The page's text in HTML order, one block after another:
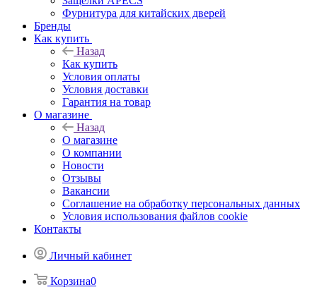
Фурнитура для китайских дверей
Бренды
Как купить
Назад
Как купить
Условия оплаты
Условия доставки
Гарантия на товар
О магазине
Назад
О магазине
О компании
Новости
Отзывы
Вакансии
Соглашение на обработку персональных данных
Условия использования файлов cookie
Контакты
Личный кабинет
Корзина0